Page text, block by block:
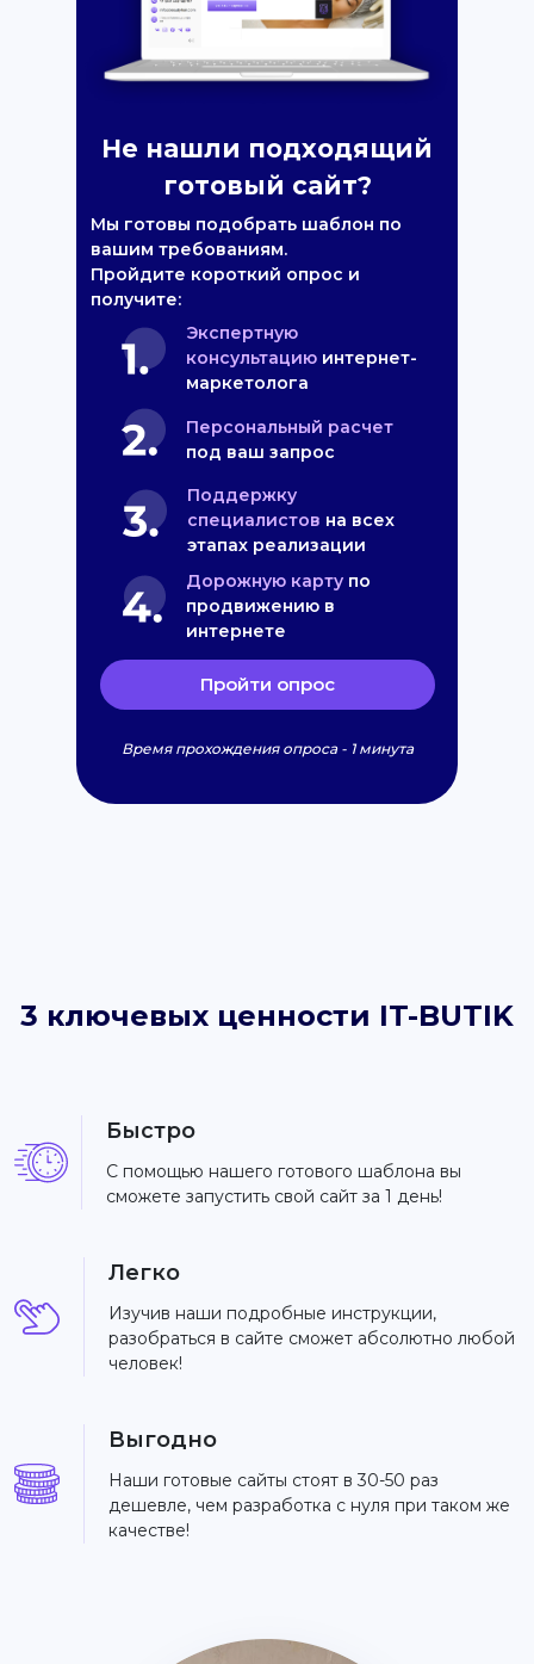
Не нашли подходящий
готовый сайт?
Мы готовы подобрать шаблон по
вашим требованиям.
Пройдите короткий опрос и
получите:
Экспертную
консультацию интернет-
маркетолога
Персональный расчет
под ваш запрос
Поддержку
специалистов на всех
этапах реализации
Дорожную карту по
продвижению в
интернете
Пройти опрос
Время прохождения опроса - 1 минута
3 ключевых ценности IT-BUTIK
Быстро
С помощью нашего готового шаблона вы
сможете запустить свой сайт за 1 день!
Легко
Изучив наши подробные инструкции,
разобраться в сайте сможет абсолютно любой
человек!
Выгодно
Наши готовые сайты стоят в 30-50 раз
дешевле, чем разработка с нуля при таком же
качестве!